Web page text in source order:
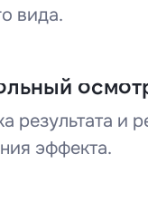
вида.
результата и
эффекта.